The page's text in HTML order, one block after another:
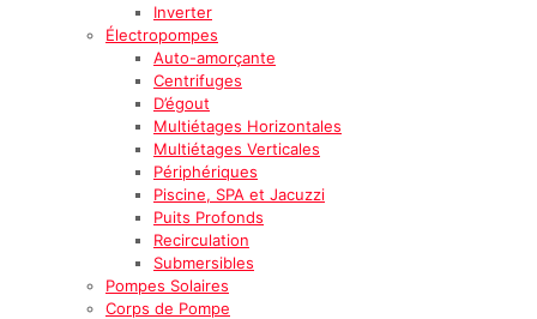
Inverter
Électropompes
Auto-amorçante
Centrifuges
D’égout
Multiétages Horizontales
Multiétages Verticales
Périphériques
Piscine, SPA et Jacuzzi
Puits Profonds
Recirculation
Submersibles
Pompes Solaires
Corps de Pompe